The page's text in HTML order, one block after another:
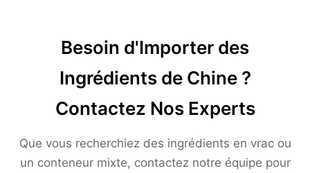
Besoin d'Importer des
Ingrédients de Chine ?
Contactez Nos Experts
Que vous recherchiez des ingrédients en vrac ou
un conteneur mixte, contactez notre équipe pour